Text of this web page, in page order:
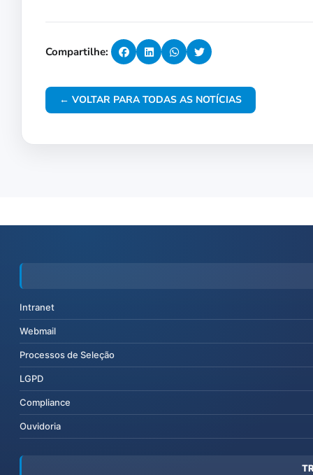
Compartilhe:
← VOLTAR PARA TODAS AS NOTÍCIAS
Intranet
Webmail
Processos de Seleção
LGPD
Compliance
Ouvidoria